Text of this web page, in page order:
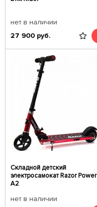
нет в наличии
27 900 руб.
Складной детский
электросамокат Razor Power
A2
нет в наличии